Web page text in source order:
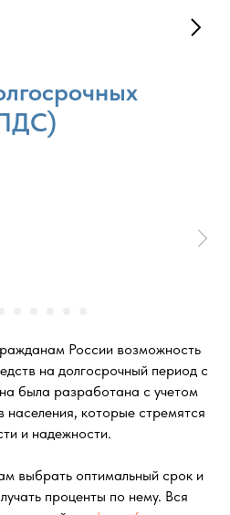
России возможность
на долгосрочный период с
была разработана с учетом
населения, которые стремятся
и надежности.
выбрать оптимальный срок и
проценты по нему. Вся